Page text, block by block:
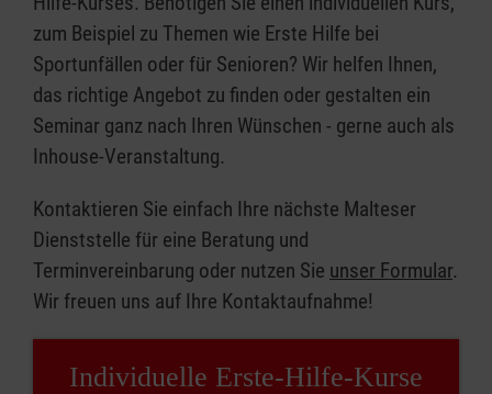
zum Beispiel zu Themen wie Erste Hilfe bei
Sportunfällen oder für Senioren? Wir helfen Ihnen,
das richtige Angebot zu finden oder gestalten ein
Seminar ganz nach Ihren Wünschen - gerne auch als
Inhouse-Veranstaltung.
Kontaktieren Sie einfach Ihre nächste Malteser
Dienststelle für eine Beratung und
Terminvereinbarung oder nutzen Sie unser Formular.
Wir freuen uns auf Ihre Kontaktaufnahme!
Individuelle Erste-Hilfe-Kurse